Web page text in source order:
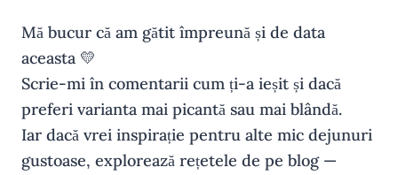
Mă bucur că am gătit împreună și de data
aceasta 💛
Scrie-mi în comentarii cum ți-a ieșit și dacă
preferi varianta mai picantă sau mai blândă.
Iar dacă vrei inspirație pentru alte mic dejunuri
gustoase, explorează rețetele de pe blog —